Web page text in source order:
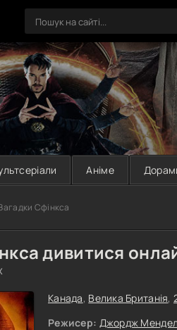
Аніме
Сфінкса
дивитися
Канада, Велика Британія,
Режисер: Джордж